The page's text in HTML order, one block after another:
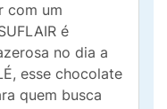
com um
é
no dia a
esse chocolate
quem busca